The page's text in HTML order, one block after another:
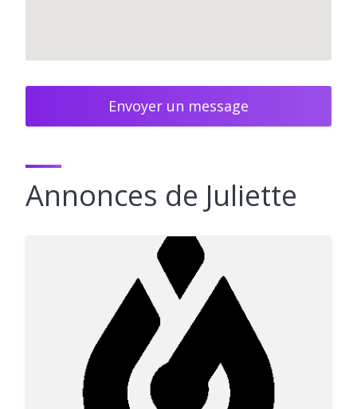
Envoyer un message
Annonces de Juliette